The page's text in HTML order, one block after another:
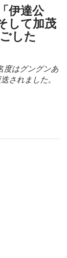
伊達公
して加茂
した
度はグングンあ
されました。